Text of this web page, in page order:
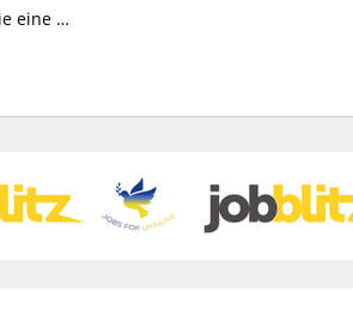
Kontaktieren Sie uns, wenn Sie eine Finanzierung benötigen, um ein Projekt zu starten. Wir finanzieren Ihr Projekt. Sie können sich noch heute online bewerben. Anmeldung:https://cutt.ly/q9QsxCn E-mail: geroschmitz46@gmail.com